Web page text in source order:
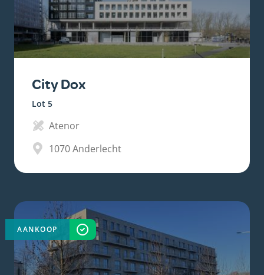
City Dox
Lot 5
Atenor
1070Anderlecht
AANKOOP VOLTOOID